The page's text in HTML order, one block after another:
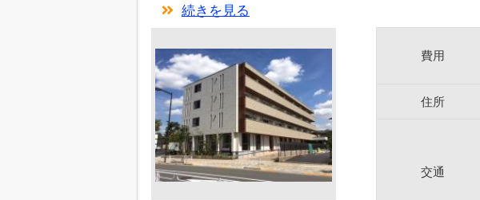
続きを見る
費用
住所
交通